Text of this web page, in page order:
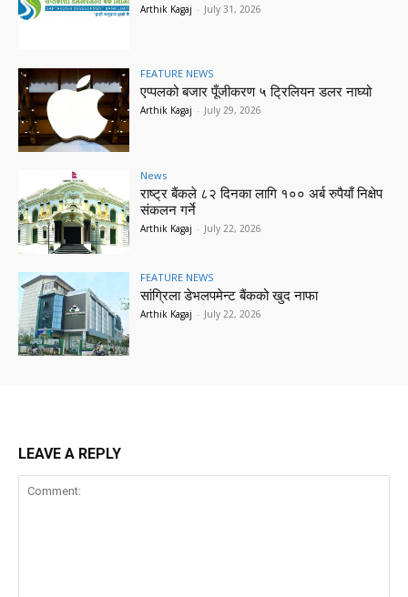
Arthik Kagaj - July 31, 2026
FEATURE NEWS
एप्पलको बजार पूँजीकरण ५ ट्रिलियन डलर नाघ्यो
Arthik Kagaj - July 29, 2026
News
राष्ट्र बैंकले ८२ दिनका लागि १०० अर्ब रुपैयाँ निक्षेप
संकलन गर्ने
Arthik Kagaj - July 22, 2026
FEATURE NEWS
सांग्रिला डेभलपमेन्ट बैंकको खुद नाफा
Arthik Kagaj - July 22, 2026
LEAVE A REPLY